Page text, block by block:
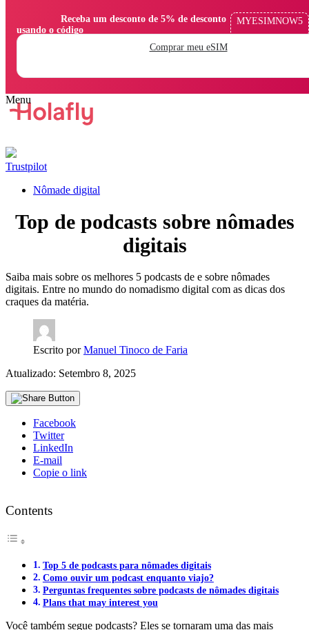
usando o código
MYESIMNOW5
Comprar meu eSIM
Trustpilot
Nômade digital
Top de podcasts sobre nômades
digitais
Saiba mais sobre os melhores 5 podcasts de e sobre nômades
digitais. Entre no mundo do nomadismo digital com as dicas dos
craques da matéria.
Escrito porManuel Tinoco de Faria
Atualizado: Setembro 8, 2025
Facebook
Twitter
LinkedIn
E-mail
Copie o link
Contents
Top 5 de podcasts para nômades digitais
Como ouvir um podcast enquanto viajo?
Perguntas frequentes sobre podcasts de nômades digitais
Plans that may interest you
Você também segue podcasts? Eles se tornaram uma das mais